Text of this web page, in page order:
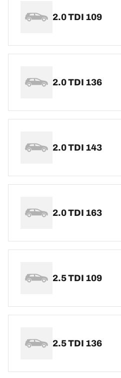
2.0 TDI 109
2.0 TDI 136
2.0 TDI 143
2.0 TDI 163
2.5 TDI 109
2.5 TDI 136